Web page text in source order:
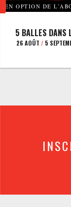
EN OPTION DE
5 BALLES DANS
26 AOÛT /5